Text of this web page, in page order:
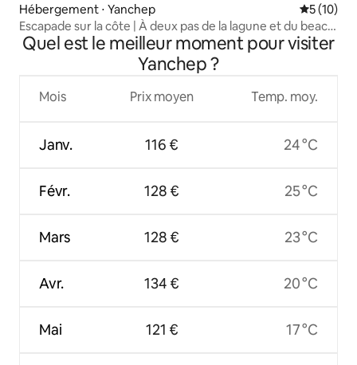
Hébergement ⋅ Yanchep
5 (10)
Escapade sur la côte | À deux pas de la lagune et du beach
club
Quel est le meilleur moment pour visiter
Yanchep ?
Mois
Janv.
Févr.
Mars
Avr.
Mai
Prix moyen
116 €
128 €
128 €
134 €
121 €
Temp. moy.
24 °C
25 °C
23 °C
20 °C
17 °C